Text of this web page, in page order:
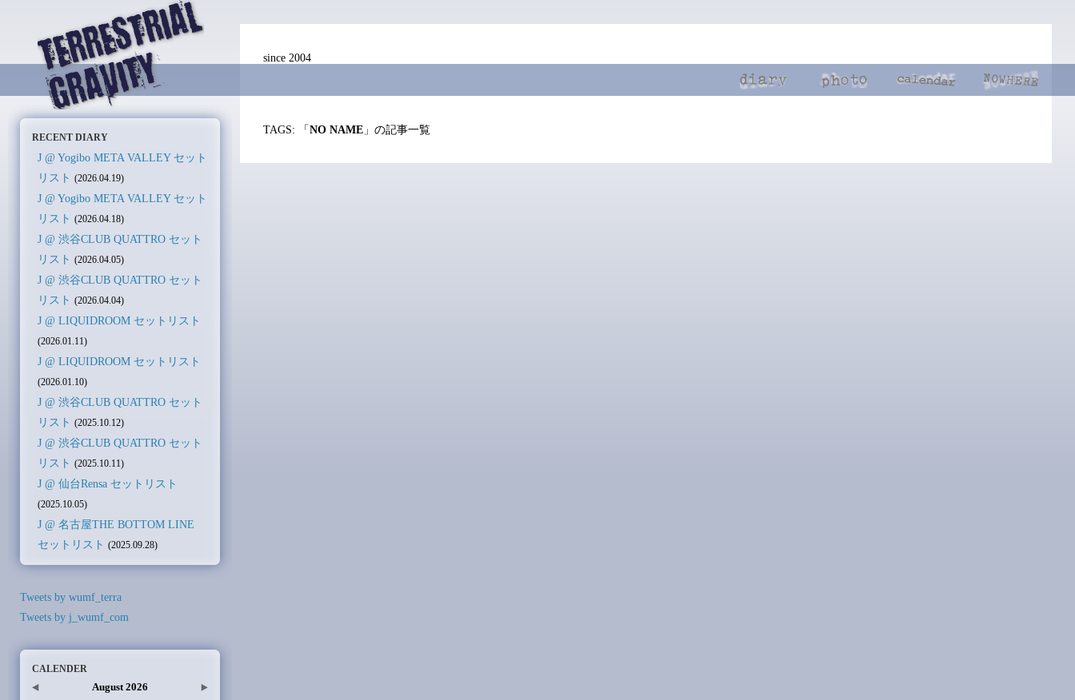
since 2004
TAGS: 「NO NAME」の記事一覧
RECENT DIARY
J @ Yogibo META VALLEY セット
リスト (2026.04.19)
J @ Yogibo META VALLEY セット
リスト (2026.04.18)
J @ 渋谷CLUB QUATTRO セット
リスト (2026.04.05)
J @ 渋谷CLUB QUATTRO セット
リスト (2026.04.04)
J @ LIQUIDROOM セットリスト
(2026.01.11)
J @ LIQUIDROOM セットリスト
(2026.01.10)
J @ 渋谷CLUB QUATTRO セット
リスト (2025.10.12)
J @ 渋谷CLUB QUATTRO セット
リスト (2025.10.11)
J @ 仙台Rensa セットリスト
(2025.10.05)
J @ 名古屋THE BOTTOM LINE
セットリスト (2025.09.28)
Tweets by wumf_terra
Tweets by j_wumf_com
CALENDER
August 2026